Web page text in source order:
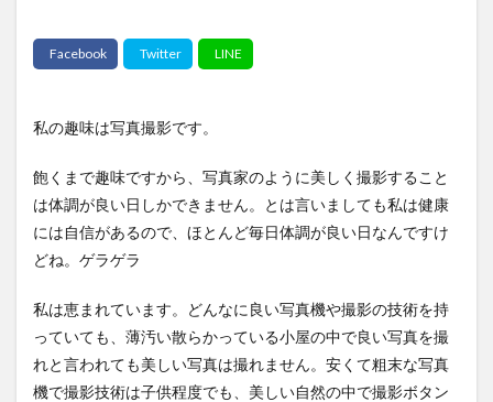
私の趣味は写真撮影です。
飽くまで趣味ですから、写真家のように美しく撮影すること
は体調が良い日しかできません。とは言いましても私は健康
には自信があるので、ほとんど毎日体調が良い日なんですけ
どね。ゲラゲラ
私は恵まれています。どんなに良い写真機や撮影の技術を持
っていても、薄汚い散らかっている小屋の中で良い写真を撮
れと言われても美しい写真は撮れません。安くて粗末な写真
機で撮影技術は子供程度でも、美しい自然の中で撮影ボタン